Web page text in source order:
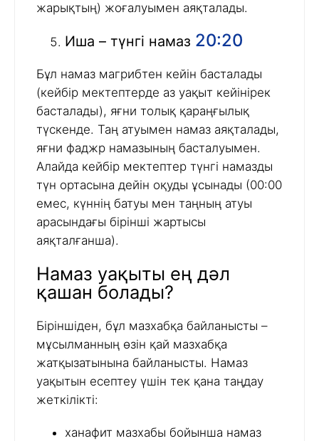
жарықтың) жоғалуымен аяқталады.
Иша – түнгі намаз 20:20
Бұл намаз магрибтен кейін басталады
(кейбір мектептерде аз уақыт кейінірек
басталады), яғни толық қараңғылық
түскенде. Таң атуымен намаз аяқталады,
яғни фаджр намазының басталуымен.
Алайда кейбір мектептер түнгі намазды
түн ортасына дейін оқуды ұсынады (00:00
емес, күннің батуы мен таңның атуы
арасындағы бірінші жартысы
аяқталғанша).
Намаз уақыты ең дәл
қашан болады?
Біріншіден, бұл мазхабқа байланысты –
мұсылманның өзін қай мазхабқа
жатқызатынына байланысты. Намаз
уақытын есептеу үшін тек қана таңдау
жеткілікті:
ханафит мазхабы бойынша намаз